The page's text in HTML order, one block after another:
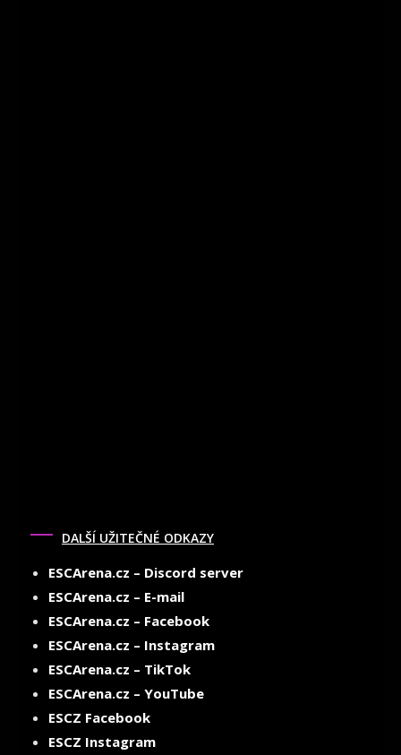
DALŠÍ UŽITEČNÉ ODKAZY
ESCArena.cz – Discord server
ESCArena.cz – E-mail
ESCArena.cz – Facebook
ESCArena.cz – Instagram
ESCArena.cz – TikTok
ESCArena.cz – YouTube
ESCZ Facebook
ESCZ Instagram